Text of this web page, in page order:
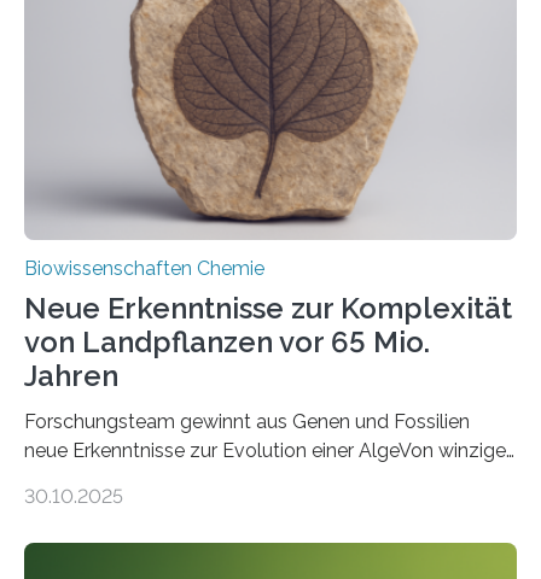
peroxisomalen Proteintransports in der Bäckerhefe
Saccharomyces cerevisiae entdeckt, der für die
Funktionsfähigkeit der Organellen entscheidend ist. Die
Studie wurde am 28. Oktober 2025 in der
Fachzeitschrift…
Biowissenschaften Chemie
Neue Erkenntnisse zur Komplexität
von Landpflanzen vor 65 Mio.
Jahren
Forschungsteam gewinnt aus Genen und Fossilien
neue Erkenntnisse zur Evolution einer AlgeVon winzigen
Landpflanzen zählen zu den komplexesten
30.10.2025